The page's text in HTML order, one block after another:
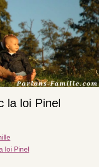
la loi Pinel
loi Pinel